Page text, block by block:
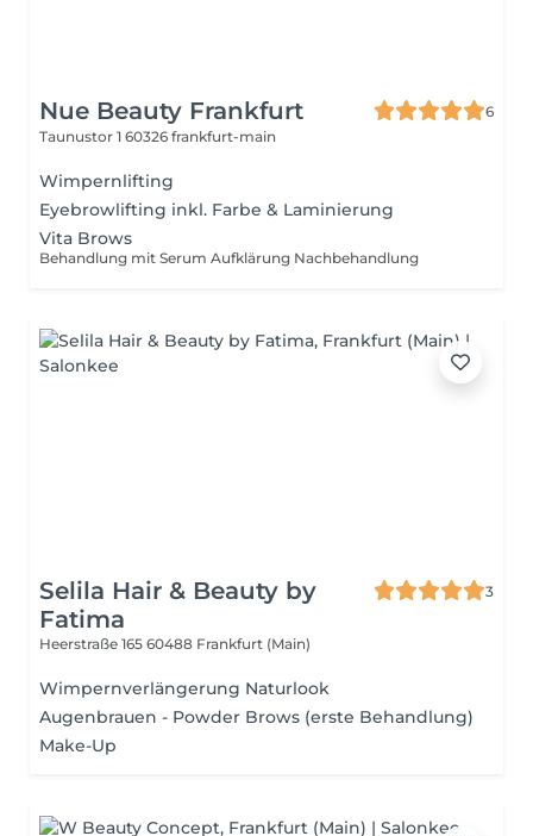
Nue Beauty Frankfurt
6
Taunustor 1 60326 frankfurt-main
Wimpernlifting
Eyebrowlifting inkl. Farbe & Laminierung
Vita Brows
Behandlung mit Serum Aufklärung Nachbehandlung
Selila Hair & Beauty by
Fatima
3
Heerstraße 165 60488 Frankfurt (Main)
Wimpernverlängerung Naturlook
Augenbrauen - Powder Brows (erste Behandlung)
Make-Up